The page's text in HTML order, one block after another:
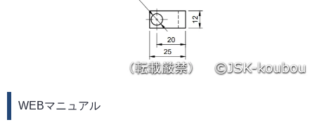
WEBマニュアル